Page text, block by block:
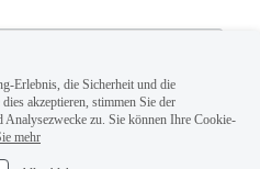
Erlebnis, die Sicherheit und die
akzeptieren, stimmen Sie der
zu. Sie können Ihre Cookie-
mehr